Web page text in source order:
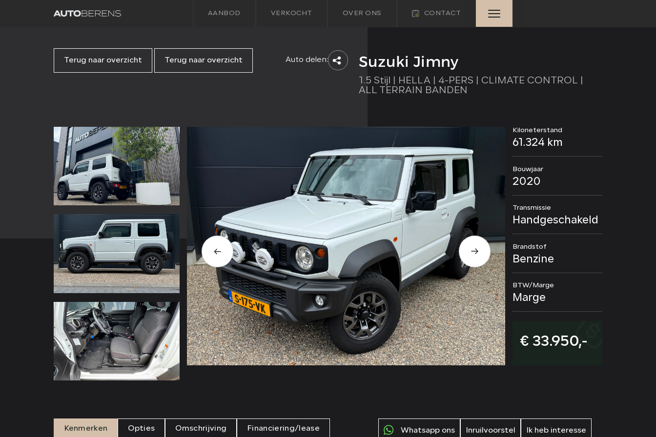
AANBOD VERKOCHT OVER ONS CONTACT
AANBOD
DIENSTEN
CONTACT
Terug naar overzicht Terug naar overzicht Auto delen: Suzuki Jimny
1.5 Stijl | HELLA | 4-PERS | CLIMATE CONTROL |
ALL TERRAIN BANDEN
Kiloneterstand
61.324 km
Bouwjaar
2020
Transmissie
Handgeschakeld
Brandstof
Benzine
BTW/Marge
Marge
€ 33.950,-
Whatsapp ons Inruilvoorstel Ik heb interesse
Kenmerken Opties Omschrijving Financiering/lease